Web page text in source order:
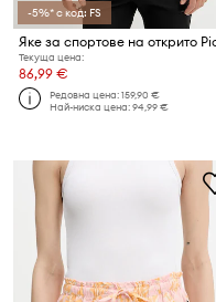
-5%* с код: FS
Текуща цена:
86,99 €
Редовна цена:159,90 €
Най-ниска цена:94,99 €